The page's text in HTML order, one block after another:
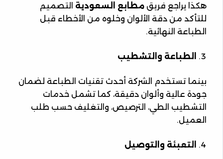
هكذا يراجع فريق مطابع السعودية التصميم
للتأكد من دقة الألوان وخلوه من الأخطاء قبل
الطباعة النهائية.
الطباعة والتشطيب
بينما تستخدم الشركة أحدث تقنيات الطباعة لضمان
جودة عالية وألوان دقيقة، كما تشمل خدمات
التشطيب الطي، الترصيص، والتغليف حسب طلب
العميل.
التعبئة والتوصيل